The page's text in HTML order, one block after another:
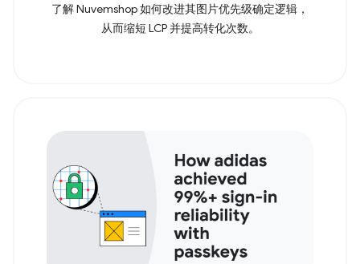
了解 Nuvemshop 如何改进其图片优先级确定逻辑，
从而缩短 LCP 并提高转化次数。